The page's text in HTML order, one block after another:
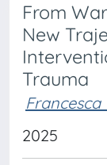
From
New
Trauma
Francesca
2025